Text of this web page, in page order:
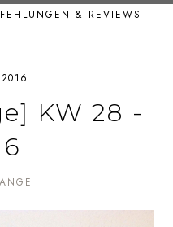
& REVIEWS
KW 28 -